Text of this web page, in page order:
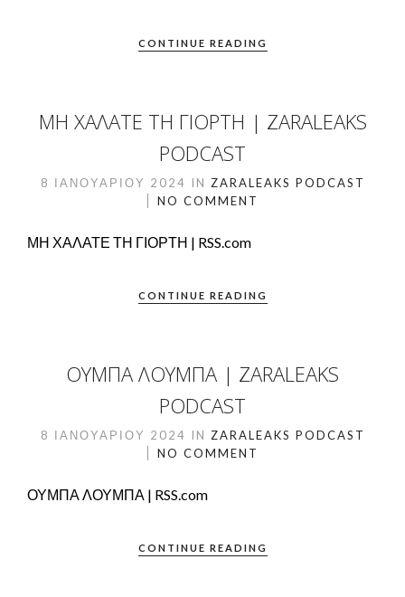
CONTINUE READING
ΜΗ ΧΑΛΑΤΕ ΤΗ ΓΙΟΡΤΗ | ZARALEAKS
PODCAST
8 ΙΑΝΟΥΑΡΊΟΥ 2024 IN ZARALEAKS PODCAST
NO COMMENT
ΜΗ ΧΑΛΑΤΕ ΤΗ ΓΙΟΡΤΗ | RSS.com
CONTINUE READING
ΟΥΜΠΑ ΛΟΥΜΠΑ | ZARALEAKS
PODCAST
8 ΙΑΝΟΥΑΡΊΟΥ 2024 IN ZARALEAKS PODCAST
NO COMMENT
ΟΥΜΠΑ ΛΟΥΜΠΑ | RSS.com
CONTINUE READING